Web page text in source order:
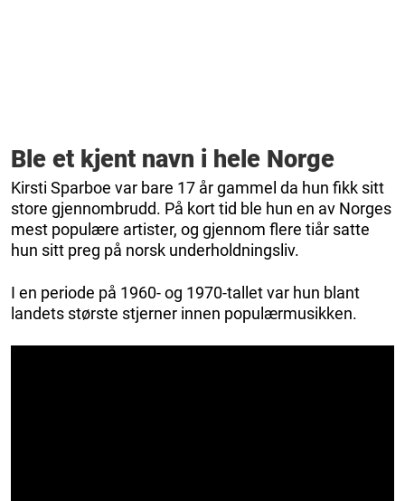
Ble et kjent navn i hele Norge
Kirsti Sparboe var bare 17 år gammel da hun fikk sitt
store gjennombrudd. På kort tid ble hun en av Norges
mest populære artister, og gjennom flere tiår satte
hun sitt preg på norsk underholdningsliv.
I en periode på 1960- og 1970-tallet var hun blant
landets største stjerner innen populærmusikken.